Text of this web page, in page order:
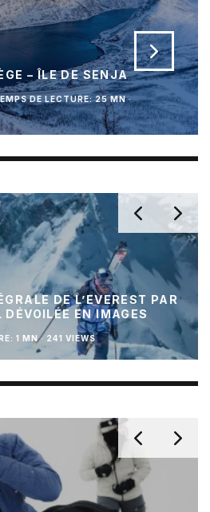
– ÎLE DE SENJA
DE LECTURE: 25 MN ·
DE L’EVEREST PAR
EN IMAGES
1 MN · 241 VIEWS